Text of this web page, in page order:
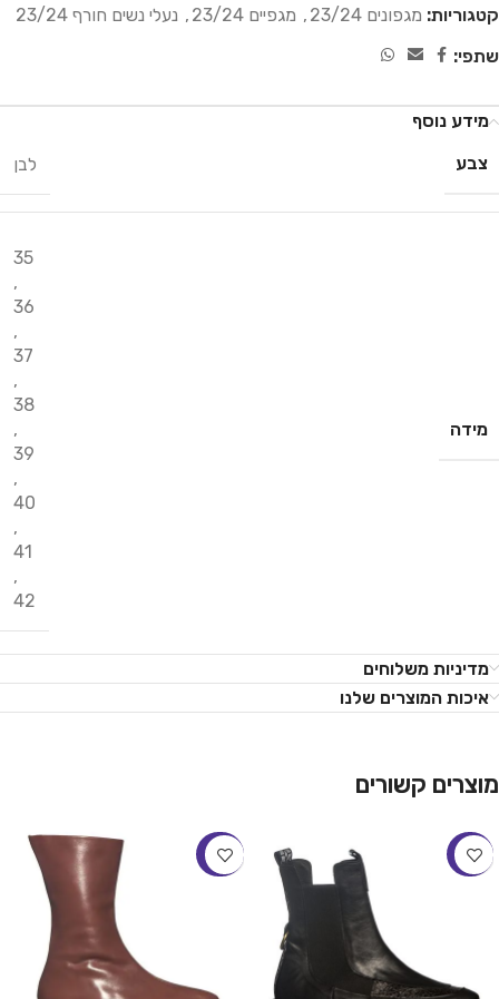
קטגוריות: מגפונים 23/24 , מגפיים 23/24 , נעלי נשים חורף 23/24
שתפי:
מידע נוסף
צבע
לבן
מידה
35
,
36
,
37
,
38
,
39
,
40
,
41
,
42
מדיניות משלוחים
איכות המוצרים שלנו
מוצרים קשורים
-23%
-44%